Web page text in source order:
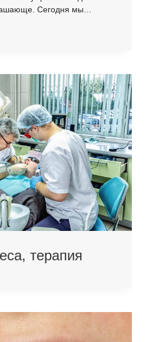
Сегодня мы…
терапия